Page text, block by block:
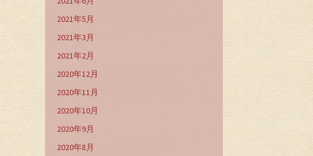
2021年5月
2021年3月
2021年2月
2020年12月
2020年11月
2020年10月
2020年9月
2020年8月